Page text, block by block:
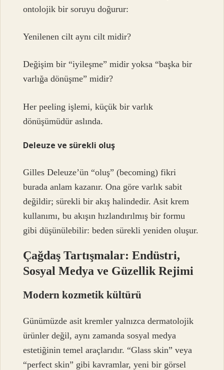
ontolojik bir soruyu doğurur:
Yenilenen cilt aynı cilt midir?
Değişim bir “iyileşme” midir yoksa “başka bir
varlığa dönüşme” midir?
Her peeling işlemi, küçük bir varlık
dönüşümüdür aslında.
Deleuze ve sürekli oluş
Gilles Deleuze’ün “oluş” (becoming) fikri
burada anlam kazanır. Ona göre varlık sabit
değildir; sürekli bir akış halindedir. Asit krem
kullanımı, bu akışın hızlandırılmış bir formu
gibi düşünülebilir: beden sürekli yeniden oluşur.
Çağdaş Tartışmalar: Endüstri,
Sosyal Medya ve Güzellik Rejimi
Modern kozmetik kültürü
Günümüzde asit kremler yalnızca dermatolojik
ürünler değil, aynı zamanda sosyal medya
estetiğinin temel araçlarıdır. “Glass skin” veya
“perfect skin” gibi kavramlar, yeni bir görsel